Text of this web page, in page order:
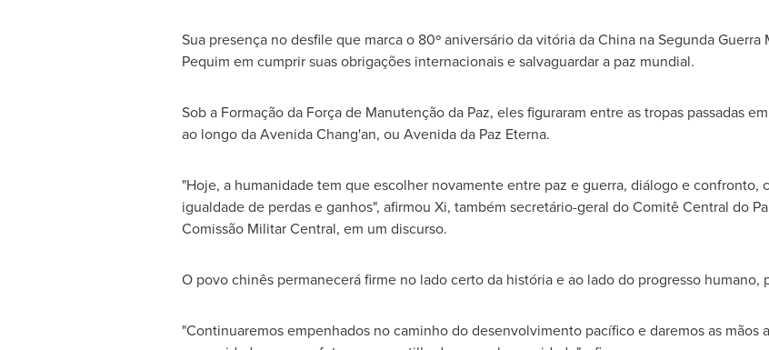
Sua presença no desfile que marca o 80º aniversário da vitória daChinana Segunda Guerra
Pequim em cumprir suas obrigações internacionais e salvaguardar a paz mundial.
Sob a Formação da Força de Manutenção da Paz, eles figuraram entre as tropas passadas
ao longo daAvenida Chang'an, ou Avenida da Paz Eterna.
"Hoje, a humanidade tem que escolher novamente entre paz e guerra, diálogo e confronto,
igualdade de perdas e ganhos", afirmou Xi, também secretário-geral do Comitê Central do
Comissão Militar Central, em um discurso.
O povo chinês permanecerá firme no lado certo da história e ao lado do progresso humano,
"Continuaremos empenhados no caminho do desenvolvimento pacífico e daremos as mãos